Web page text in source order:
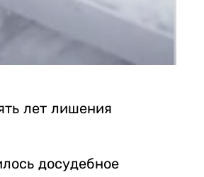
лет лишения
досудебное